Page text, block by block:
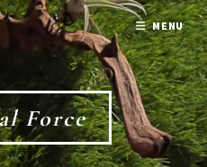
Force
MENU